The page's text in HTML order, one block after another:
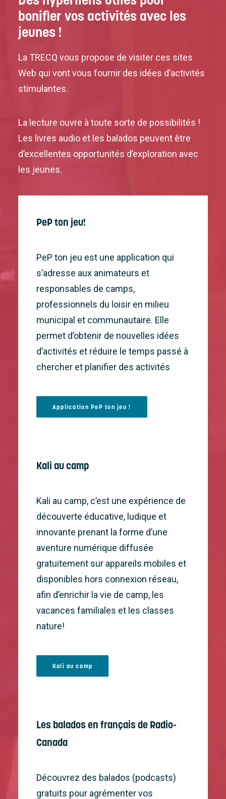
bonifier vos activités avec les
jeunes !
La TRECQ vous propose de visiter ces sites
Web qui vont vous fournir des idées d’activités
stimulantes.
La lecture ouvre à toute sorte de possibilités !
Les livres audio et les balados peuvent être
d’excellentes opportunités d’exploration avec
les jeunes.
PeP ton jeu!
PeP ton jeu est une application qui
s’adresse aux animateurs et
responsables de camps,
professionnels du loisir en milieu
municipal et communautaire. Elle
permet d’obtenir de nouvelles idées
d’activités et réduire le temps passé à
chercher et planifier des activités
Application PeP ton jeu !
Kali au camp
Kali au camp, c’est une expérience de
découverte éducative, ludique et
innovante prenant la forme d’une
aventure numérique diffusée
gratuitement sur appareils mobiles et
disponibles hors connexion réseau,
afin d’enrichir la vie de camp, les
vacances familiales et les classes
nature!
Kali au camp
Les balados en français de Radio-
Canada
Découvrez des balados (podcasts)
gratuits pour agrémenter vos